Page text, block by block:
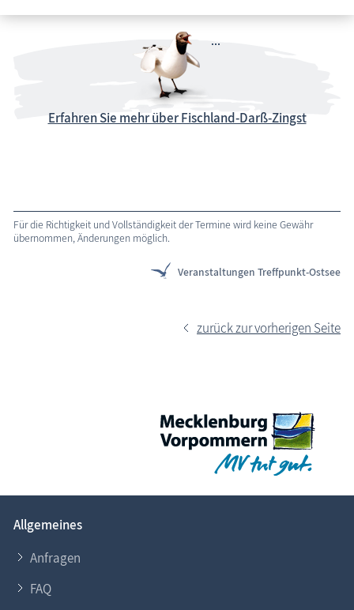
Erfahren Sie mehr über Fischland-Darß-Zingst
Für die Richtigkeit und Vollständigkeit der Termine wird keine Gewähr
übernommen, Änderungen möglich.
Veranstaltungen Treffpunkt-Ostsee
zurück zur vorherigen Seite
Allgemeines
Anfragen
FAQ